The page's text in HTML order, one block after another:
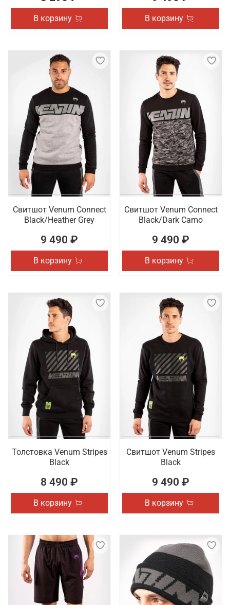
В корзину В корзину
Свитшот Venum Connect
Black/Heather Grey
9 490 ₽
В корзину
Свитшот Venum Connect
Black/Dark Camo
9 490 ₽
В корзину
Толстовка Venum Stripes
Black
8 490 ₽
В корзину
Свитшот Venum Stripes
Black
9 490 ₽
В корзину